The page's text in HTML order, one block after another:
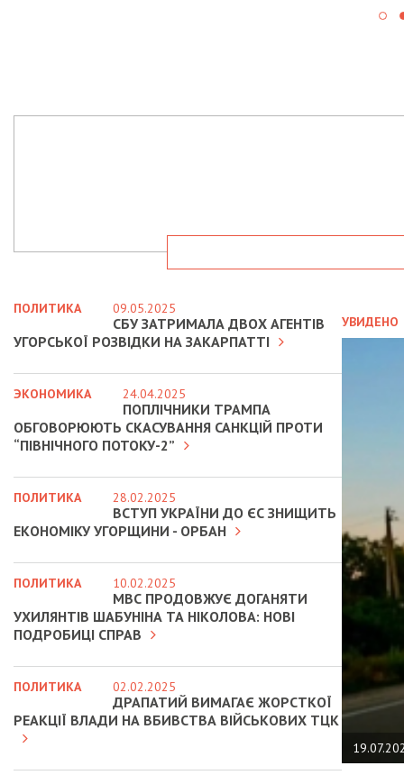
УВИДЕНО
ПОЛИТИКА 09.05.2025
СБУ ЗАТРИМАЛА ДВОХ АГЕНТІВ
УГОРСЬКОЇ РОЗВІДКИ НА ЗАКАРПАТТІ
ЭКОНОМИКА 24.04.2025
ПОПЛІЧНИКИ ТРАМПА
ОБГОВОРЮЮТЬ СКАСУВАННЯ САНКЦІЙ ПРОТИ
“ПІВНІЧНОГО ПОТОКУ-2”
ПОЛИТИКА 28.02.2025
ВСТУП УКРАЇНИ ДО ЄС ЗНИЩИТЬ
ЕКОНОМІКУ УГОРЩИНИ - ОРБАН
ПОЛИТИКА 10.02.2025
МВС ПРОДОВЖУЄ ДОГАНЯТИ
УХИЛЯНТІВ ШАБУНІНА ТА НІКОЛОВА: НОВІ
ПОДРОБИЦІ СПРАВ
ПОЛИТИКА 02.02.2025
ДРАПАТИЙ ВИМАГАЄ ЖОРСТКОЇ
РЕАКЦІЇ ВЛАДИ НА ВБИВСТВА ВІЙСЬКОВИХ ТЦК